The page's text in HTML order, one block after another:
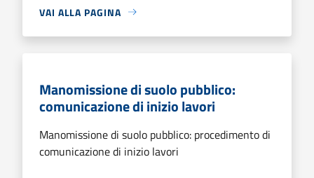
VAI ALLA PAGINA
Manomissione di suolo pubblico:
comunicazione di inizio lavori
Manomissione di suolo pubblico: procedimento di
comunicazione di inizio lavori